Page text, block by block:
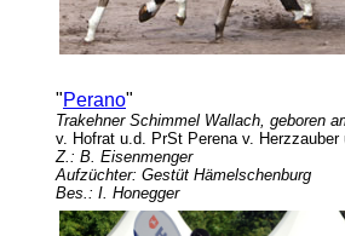
"Perano"
Trakehner Schimmel Wallach, geboren
v. Hofrat u.d. PrSt Perena v.
Z.: B. Eisenmenger
Aufzüchter: Gestüt Hämelschenburg
Bes.: I. Honegger